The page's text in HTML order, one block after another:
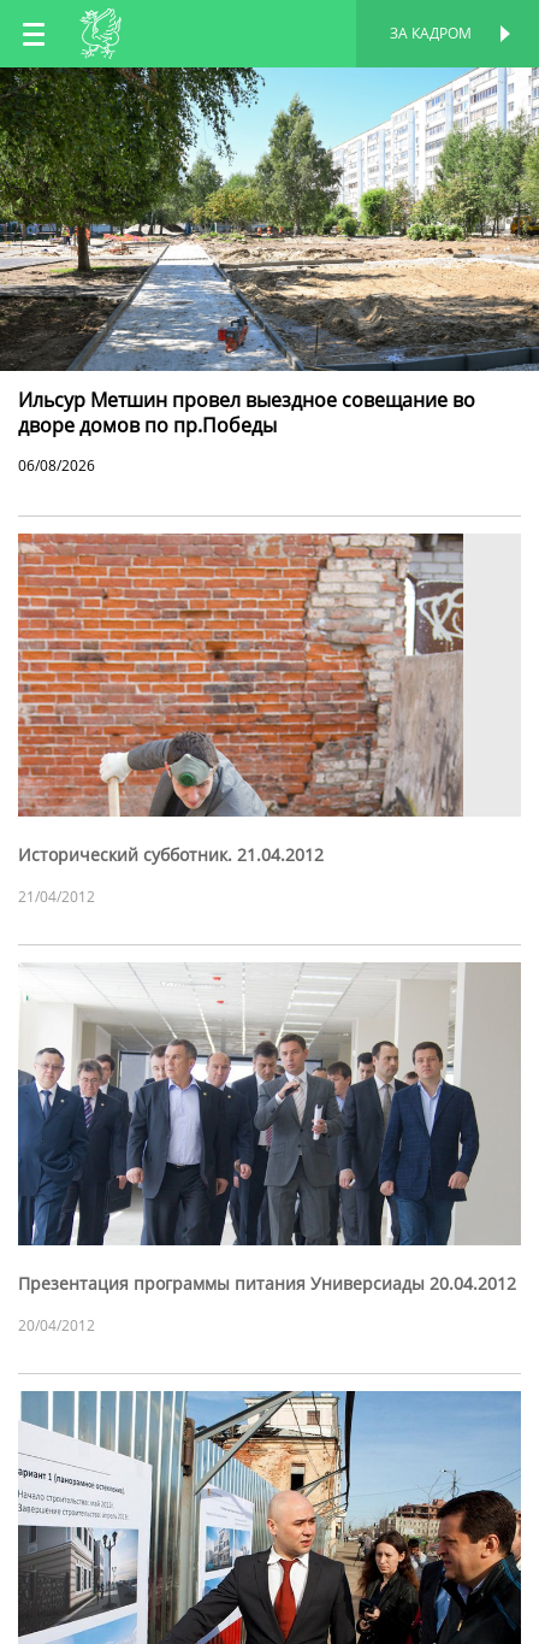
RU
EN
TT
ЗА КАДРОМ
Ильсур Метшин провел выездное совещание во
дворе домов по пр.Победы
06/08/2026
Исторический субботник. 21.04.2012
21/04/2012
Презентация программы питания Универсиады 20.04.2012
20/04/2012
ПЕРСОНАЛЬНАЯ
СТРАНИЦА